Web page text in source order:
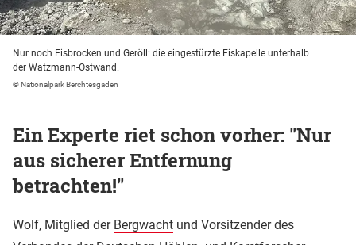
Nur noch Eisbrocken und Geröll: die eingestürzte Eiskapelle unterhalb
der Watzmann-Ostwand.
© Nationalpark Berchtesgaden
Ein Experte riet schon vorher: "Nur
aus sicherer Entfernung
betrachten!"
Wolf, Mitglied der Bergwacht und Vorsitzender des